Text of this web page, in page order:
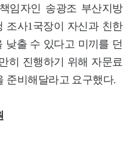
임자인 송광조 부산지방
조사1국장이 자신과 친한
낮출 수 있다고 미끼를 던
히 진행하기 위해 자문료
준비해달라고 요구했다.